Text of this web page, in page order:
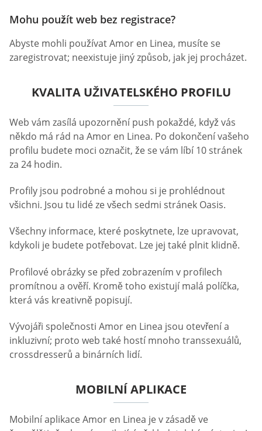
Mohu použít web bez registrace?
Abyste mohli používat Amor en Linea, musíte se
zaregistrovat; neexistuje jiný způsob, jak jej procházet.
KVALITA UŽIVATELSKÉHO PROFILU
Web vám zasílá upozornění push pokaždé, když vás
někdo má rád na Amor en Linea. Po dokončení vašeho
profilu budete moci označit, že se vám líbí 10 stránek
za 24 hodin.
Profily jsou podrobné a mohou si je prohlédnout
všichni. Jsou tu lidé ze všech sedmi stránek Oasis.
Všechny informace, které poskytnete, lze upravovat,
kdykoli je budete potřebovat. Lze jej také plnit klidně.
Profilové obrázky se před zobrazením v profilech
promítnou a ověří. Kromě toho existují malá políčka,
která vás kreativně popisují.
Vývojáři společnosti Amor en Linea jsou otevření a
inkluzivní; proto web také hostí mnoho transsexuálů,
crossdresserů a binárních lidí.
MOBILNÍ APLIKACE
Mobilní aplikace Amor en Linea je v zásadě ve